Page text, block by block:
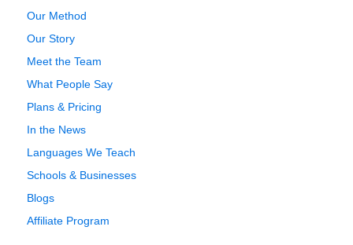
Our Method
Our Story
Meet the Team
What People Say
Plans & Pricing
In the News
Languages We Teach
Schools & Businesses
Blogs
Affiliate Program